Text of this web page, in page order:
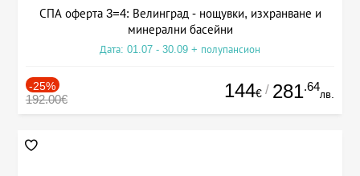
СПА оферта 3=4: Велинград - нощувки, изхранване и
минерални басейни
Дата: 01.07 - 30.09 + полупансион
-25%
192.00€ 144€ / 281.64
лв.